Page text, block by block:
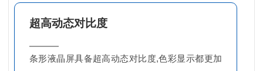
超高动态对比度
条形液晶屏具备超高动态对比度,色彩显示都更加